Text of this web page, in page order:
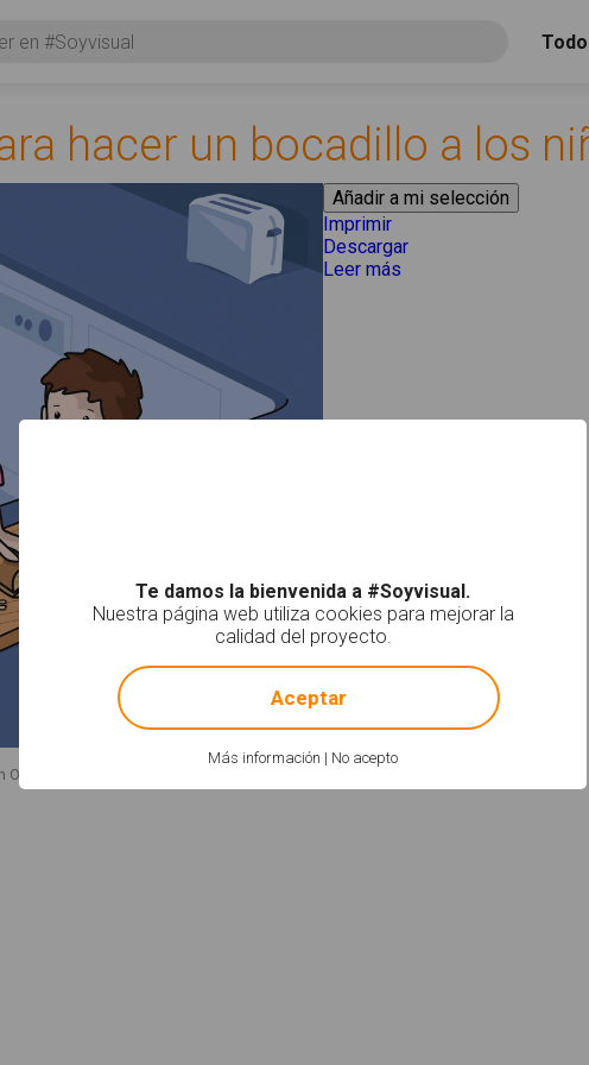
Todo
hacer un bocadillo a los
Imprimir
Descargar
Leer más
Te damos la bienvenida a #Soyvisual.
Nuestra página web utiliza cookies para mejorar la
calidad del proyecto.
Más información | No acepto
! Not valid!
Aceptar